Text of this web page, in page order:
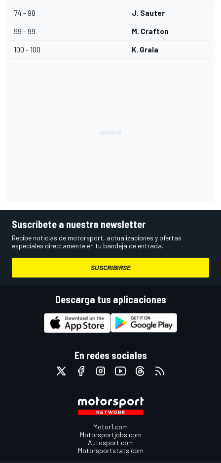
74 - 98 J. Sauter
99 - 99 M. Crafton
100 - 100 K. Grala
Suscríbete a nuestra newsletter
Recibe noticias de motorsport, actualizaciones y ofertas
especiales directamente en tu bandeja de entrada.
SUSCRIBIRSE
Descarga tus aplicaciones
En redes sociales
Motor1.com
Motorsportjobs.com
Autosport.com
Motorsportstats.com